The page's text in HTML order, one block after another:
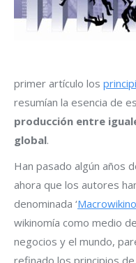
primer artículo los
resumían la esencia de
producción entre
global.
Han pasado algún años
ahora que los autores
denominada ‘
wikinomía como medio
negocios y el mundo,